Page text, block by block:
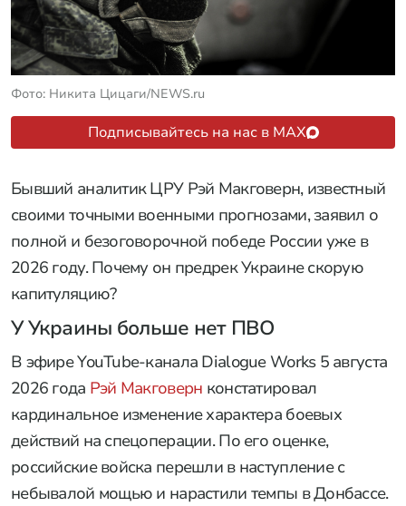
Фото: Никита Цицаги/NEWS.ru
Подписывайтесь на нас в MAX
Бывший аналитик ЦРУ Рэй Макговерн, известный
своими точными военными прогнозами, заявил о
полной и безоговорочной победе России уже в
2026 году. Почему он предрек Украине скорую
капитуляцию?
У Украины больше нет ПВО
В эфире YouTube-канала Dialogue Works 5 августа
2026 года Рэй Макговерн констатировал
кардинальное изменение характера боевых
действий на спецоперации. По его оценке,
российские войска перешли в наступление с
небывалой мощью и нарастили темпы в Донбассе.